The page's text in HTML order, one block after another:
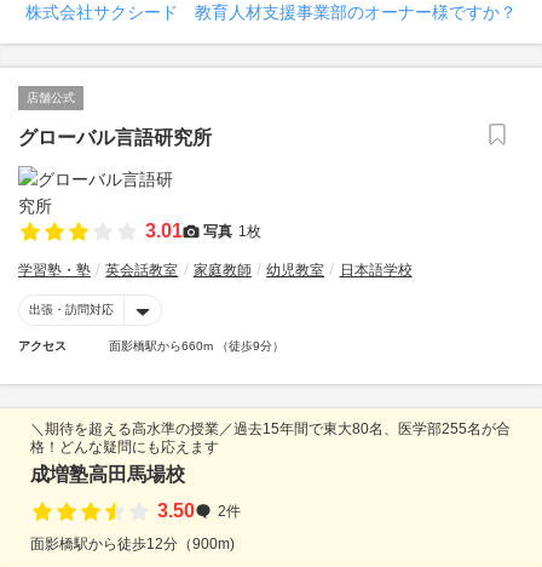
株式会社サクシード 教育人材支援事業部のオーナー様ですか？
店舗公式
グローバル言語研究所
3.01 写真 1枚
学習塾・塾 英会話教室 家庭教師 幼児教室 日本語学校
出張・訪問対応
アクセス 面影橋駅から660m （徒歩9分）
＼期待を超える高水準の授業／過去15年間で東大80名、医学部255名が合
格！どんな疑問にも応えます
成増塾高田馬場校
3.50
2件
面影橋駅から徒歩12分（900m)